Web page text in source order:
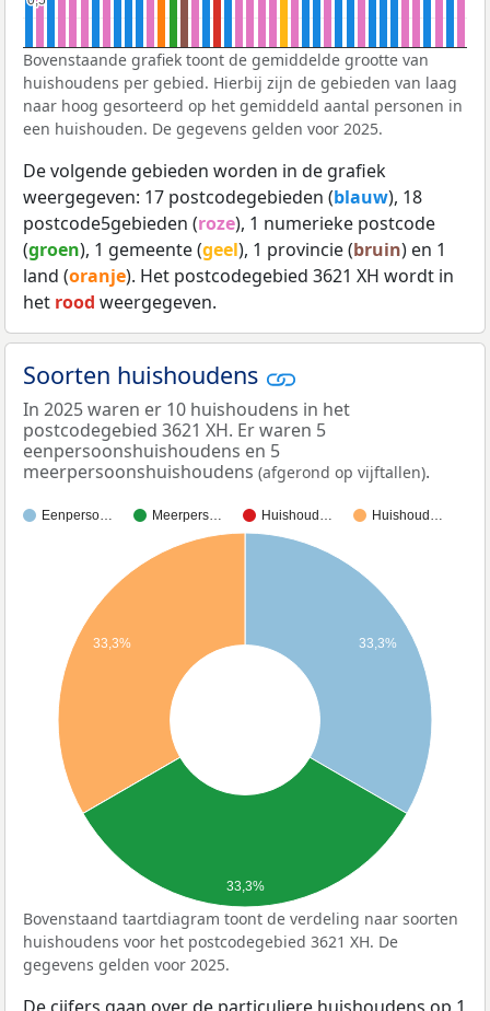
Bovenstaande grafiek toont de gemiddelde grootte van
huishoudens per gebied. Hierbij zijn de gebieden van laag
naar hoog gesorteerd op het gemiddeld aantal personen in
een huishouden. De gegevens gelden voor 2025.
De volgende gebieden worden in de grafiek
weergegeven: 17 postcodegebieden (blauw), 18
postcode5gebieden (roze), 1 numerieke postcode
(groen), 1 gemeente (geel), 1 provincie (bruin) en 1
land (oranje). Het postcodegebied 3621 XH wordt in
het rood weergegeven.
Soorten huishoudens
In 2025 waren er 10 huishoudens in het
postcodegebied 3621 XH. Er waren 5
eenpersoonshuishoudens en 5
meerpersoonshuishoudens (afgerond op vijftallen).
Eenperso… Meerpers… Huishoud… Huishoud…
33,3%
33,3%
33,3%
Bovenstaand taartdiagram toont de verdeling naar soorten
huishoudens voor het postcodegebied 3621 XH. De
gegevens gelden voor 2025.